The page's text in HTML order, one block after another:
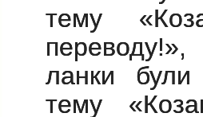
тему
ланки були
тему